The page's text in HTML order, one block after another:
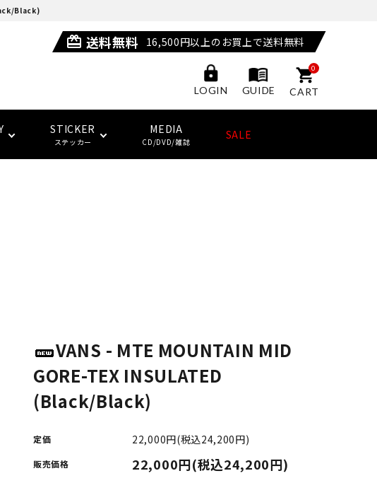
Black)
card_giftcard 送料無料 16,500円以上のお買上で送料無料
LOGIN GUIDE
0
CART
クス1000)
(リムジン スケートボード)
ケートボード)
adidas skateboarding
(アディダス・スケートボーディング)
STICKER
ステッカー
MEDIA
CD/DVD/雑誌 SALE
VANS - MTE MOUNTAIN MID
GORE-TEX INSULATED
(Black/Black)
定価 22,000円(税込24,200円)
販売価格 22,000円(税込24,200円)